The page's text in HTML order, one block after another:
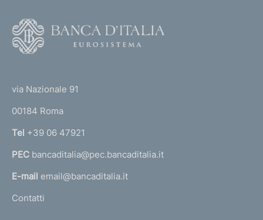
r
n
a
l
'
via Nazionale 91
00184 Roma
Tel +39 06 47921
PEC bancaditalia@pec.bancaditalia.it
E-mail email@bancaditalia.it
Contatti